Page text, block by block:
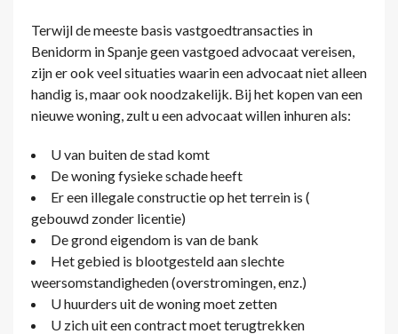
Terwijl de meeste basis vastgoedtransacties in
Benidorm in Spanje geen vastgoed advocaat vereisen,
zijn er ook veel situaties waarin een advocaat niet alleen
handig is, maar ook noodzakelijk. Bij het kopen van een
nieuwe woning, zult u een advocaat willen inhuren als:
U van buiten de stad komt
De woning fysieke schade heeft
Er een illegale constructie op het terrein is (
gebouwd zonder licentie)
De grond eigendom is van de bank
Het gebied is blootgesteld aan slechte
weersomstandigheden (overstromingen, enz.)
U huurders uit de woning moet zetten
U zich uit een contract moet terugtrekken